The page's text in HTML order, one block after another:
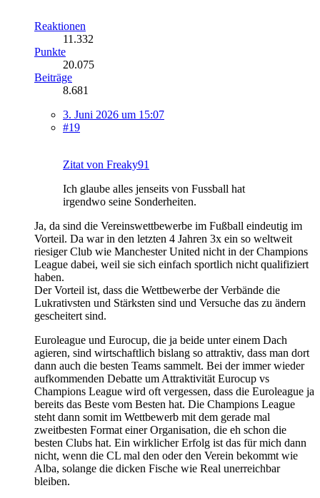
Reaktionen
11.332
Punkte
20.075
Beiträge
8.681
3. Juni 2026 um 15:07
#19
Zitat von Freaky91
Ich glaube alles jenseits von Fussball hat
irgendwo seine Sonderheiten.
Ja, da sind die Vereinswettbewerbe im Fußball eindeutig im
Vorteil. Da war in den letzten 4 Jahren 3x ein so weltweit
riesiger Club wie Manchester United nicht in der Champions
League dabei, weil sie sich einfach sportlich nicht qualifiziert
haben.
Der Vorteil ist, dass die Wettbewerbe der Verbände die
Lukrativsten und Stärksten sind und Versuche das zu ändern
gescheitert sind.
Euroleague und Eurocup, die ja beide unter einem Dach
agieren, sind wirtschaftlich bislang so attraktiv, dass man dort
dann auch die besten Teams sammelt. Bei der immer wieder
aufkommenden Debatte um Attraktivität Eurocup vs
Champions League wird oft vergessen, dass die Euroleague ja
bereits das Beste vom Besten hat. Die Champions League
steht dann somit im Wettbewerb mit dem gerade mal
zweitbesten Format einer Organisation, die eh schon die
besten Clubs hat. Ein wirklicher Erfolg ist das für mich dann
nicht, wenn die CL mal den oder den Verein bekommt wie
Alba, solange die dicken Fische wie Real unerreichbar
bleiben.